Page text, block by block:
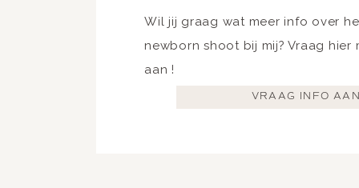
Wil jij graag wat meer info over
newborn shoot bij mij? Vraag hier
aan !
VRAAG INFO